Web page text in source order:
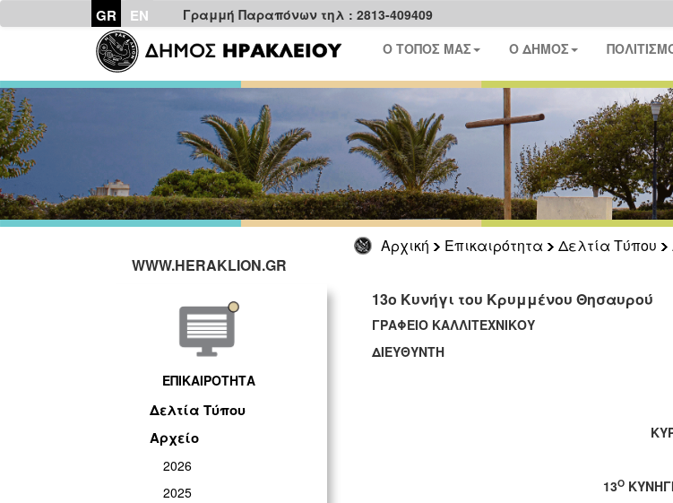
GR EN Γραμμή Παραπόνων τηλ : 2813-409409
Ο ΤΟΠΟΣ ΜΑΣ Ο ΔΗΜΟΣ
Αρχική Επικαιρότητα Δελτία Τύπου
WWW.HERAKLION.GR
ΕΠΙΚΑΙΡΟΤΗΤΑ
Δελτία Τύπου
Αρχείο
2026
2025
13ο Κυνήγι του Κρυμμένου Θησαυρού
ΓΡΑΦΕΙΟ ΚΑΛΛΙΤΕΧΝΙΚΟΥ
ΔΙΕΥΘΥΝΤΗ
13Ο